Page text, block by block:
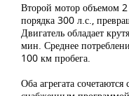
Второй мотор объемом
порядка 300 л.с.,
Двигатель обладает
мин. Среднее
100 км пробега.
Оба агрегата